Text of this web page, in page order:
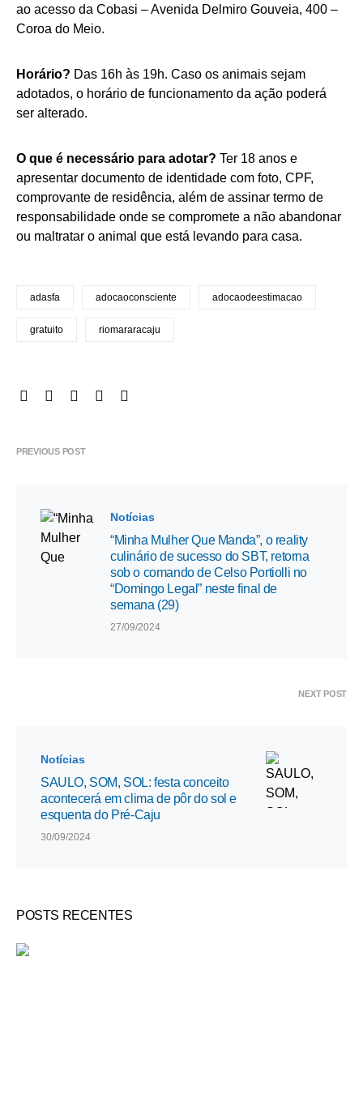
ao acesso da Cobasi – Avenida Delmiro Gouveia, 400 –
Coroa do Meio.
Horário? Das 16h às 19h. Caso os animais sejam
adotados, o horário de funcionamento da ação poderá
ser alterado.
O que é necessário para adotar? Ter 18 anos e
apresentar documento de identidade com foto, CPF,
comprovante de residência, além de assinar termo de
responsabilidade onde se compromete a não abandonar
ou maltratar o animal que está levando para casa.
adasfa adocaoconsciente adocaodeestimacao
gratuito riomararacaju
PREVIOUS POST
Notícias
“Minha Mulher Que Manda”, o reality
culinário de sucesso do SBT, retorna
sob o comando de Celso Portiolli no
“Domingo Legal” neste final de
semana (29)
27/09/2024
NEXT POST
Notícias
SAULO, SOM, SOL: festa conceito
acontecerá em clima de pôr do sol e
esquenta do Pré-Caju
30/09/2024
POSTS RECENTES